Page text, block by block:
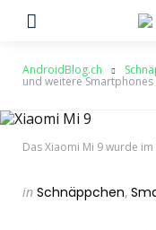
AndroidBlog.ch
und weitere
Das Xiaomi Mi 9 wurde
Categories
Posted
in Schnäppchen